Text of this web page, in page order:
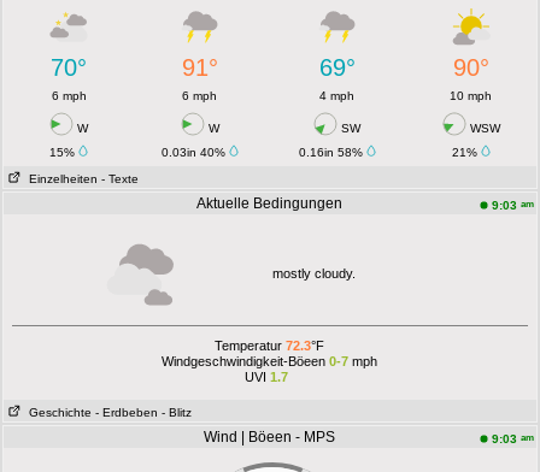
70° 91° 69° 90°
6 mph 6 mph 4 mph 10 mph
W W SW
WSW
15%
0.03in 40% 0.16in 58%
21%
Einzelheiten - Texte
Aktuelle Bedingungen 9:03 am
mostly cloudy.
Temperatur72.3°F
Windgeschwindigkeit-Böeen 0-7 mph
UVI 1.7
Geschichte - Erdbeben - Blitz
Wind | Böeen - MPS 9:03 am